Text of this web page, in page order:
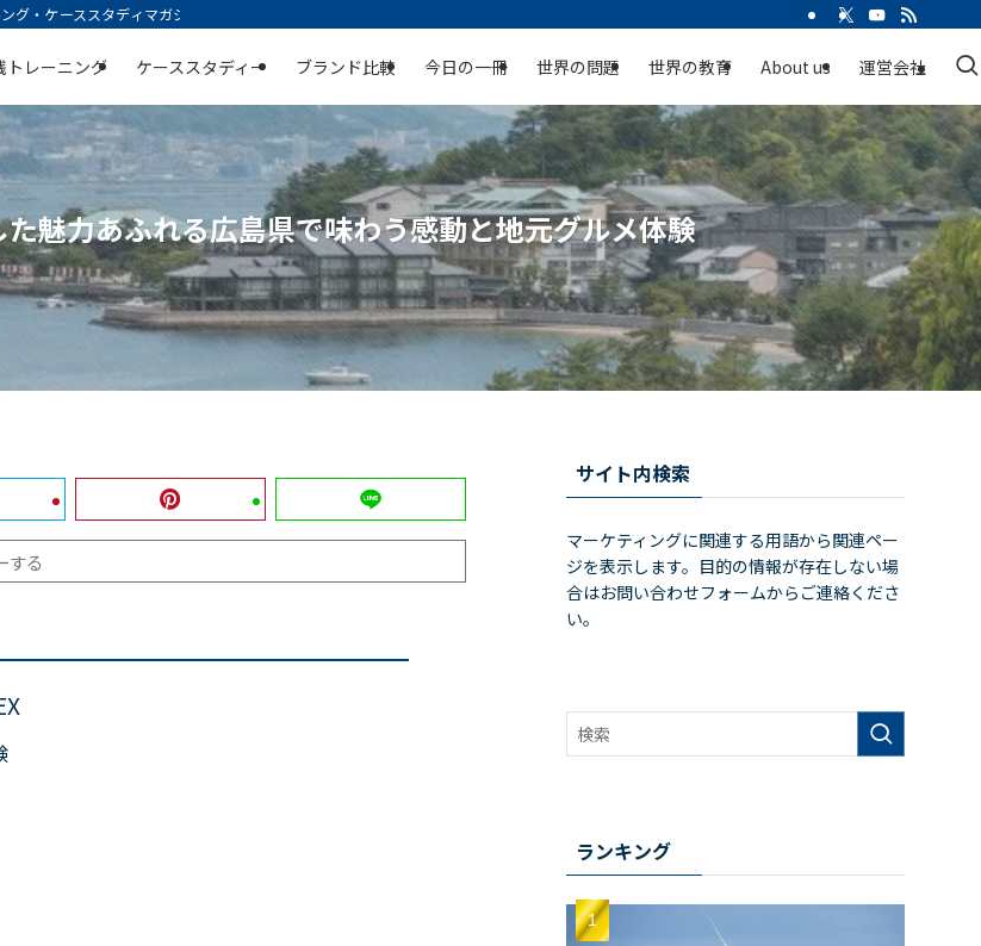
・ケーススタディマガジン | 空庭
トレーニング ケーススタディー ブランド比較 今日の一冊 世界の問題 世界の教育 About us 運営会社
魅力あふれる広島県で味わう感動と地元グルメ体験
する
サイト内検索
マーケティングに関連する用語から関連ペー
ジを表示します。目的の情報が存在しない場
合はお問い合わせフォームからご連絡くださ
い。
ランキング